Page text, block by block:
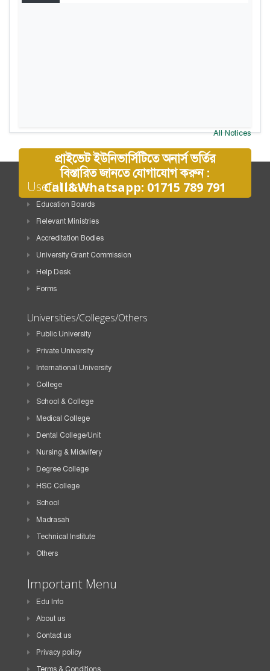
All Notices
প্রাইভেট ইউনিভার্সিটিতে অনার্স ভর্তির
বিস্তারিত জানতে যোগাযোগ করুন :
Call&Whatsapp: 01715 789 791
Useful Links
Education Boards
Relevant Ministries
Accreditation Bodies
University Grant Commission
Help Desk
Forms
Universities/Colleges/Others
Public University
Private University
International University
College
School & College
Medical College
Dental College/Unit
Nursing & Midwifery
Degree College
HSC College
School
Madrasah
Technical Institute
Others
Important Menu
Edu Info
About us
Contact us
Privacy policy